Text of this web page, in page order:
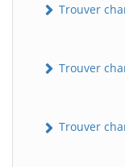
Trouver
Trouver
Trouver